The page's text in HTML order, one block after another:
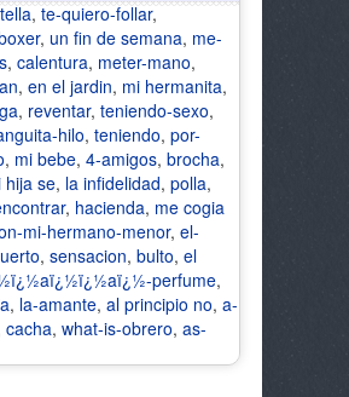
, te-quiero-follar,
, un fin de semana, me-
, calentura, meter-mano,
, en el jardin, mi hermanita,
, reventar, teniendo-sexo,
hilo, teniendo, por-
, mi bebe, 4-amigos, brocha,
hija se, la infidelidad, polla,
, hacienda, me cogia
mi-hermano-menor, el-
, sensacion, bulto, el
perfume,
, la-amante, al principio no, a-
cacha, what-is-obrero, as-